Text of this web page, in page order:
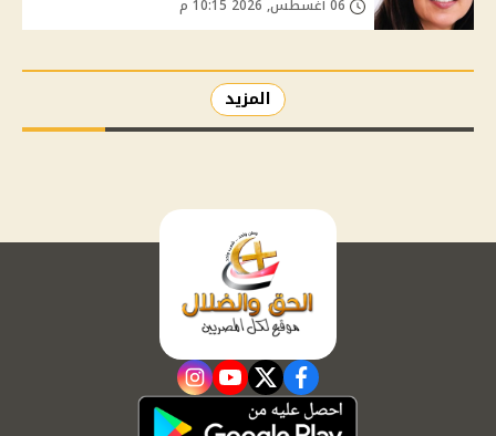
المزيد
facebook
twitter
youtube
instagram